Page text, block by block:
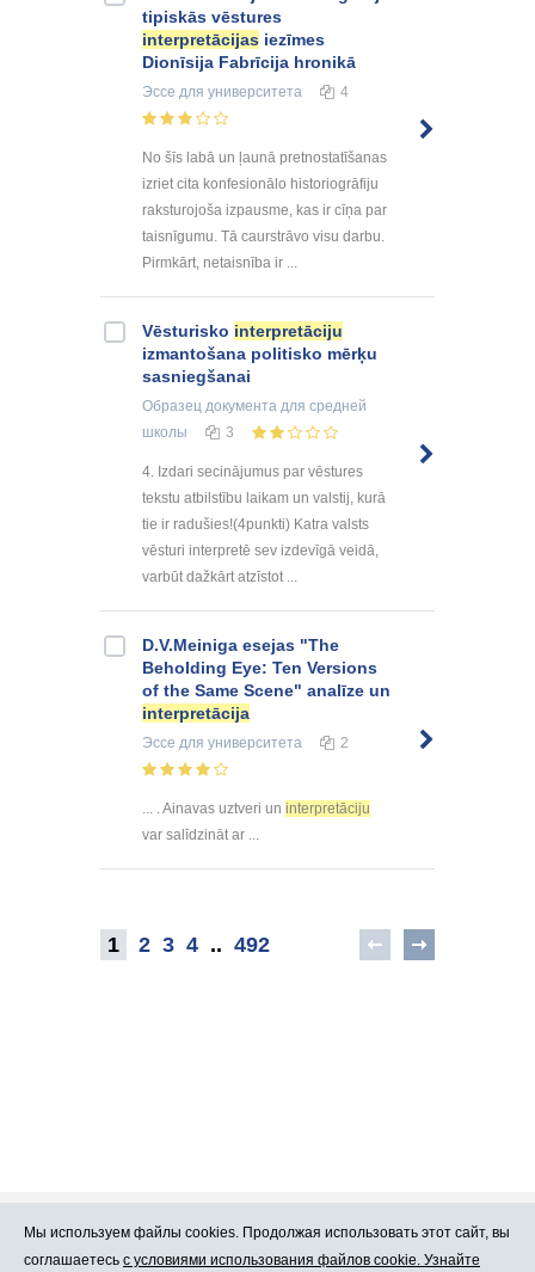
tipiskās vēstures
interpretācijas iezīmes
Dionīsija Fabrīcija hronikā
Эссе для университета 4
No šīs labā un ļaunā pretnostatīšanas
izriet cita konfesionālo historiogrāfiju
raksturojoša izpausme, kas ir cīņa par
taisnīgumu. Tā caurstrāvo visu darbu.
Pirmkārt, netaisnība ir ...
Vēsturisko interpretāciju
izmantošana politisko mērķu
sasniegšanai
Образец документа для средней
школы
3
4. Izdari secinājumus par vēstures
tekstu atbilstību laikam un valstij, kurā
tie ir radušies!(4punkti) Katra valsts
vēsturi interpretē sev izdevīgā veidā,
varbūt dažkārt atzīstot ...
D.V.Meiniga esejas "The
Beholding Eye: Ten Versions
of the Same Scene" analīze un
interpretācija
Эссе для университета 2
... . Ainavas uztveri un interpretāciju
var salīdzināt ar ...
1 2 3 4 .. 492
Про Atlants.lv Реклама
Мы используем файлы cookies. Продолжая использовать этот сайт, вы
соглашаетесь с условиями использования файлов cookie. Узнайте